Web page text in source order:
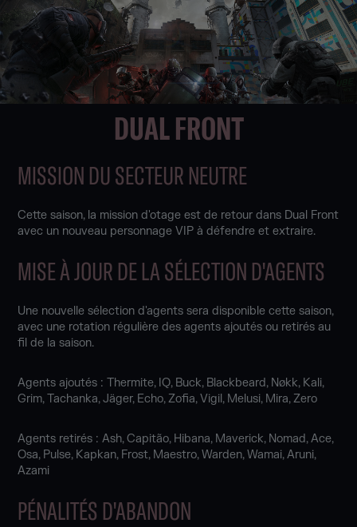
DUAL FRONT
MISSION DU SECTEUR NEUTRE
Cette saison, la mission d'otage est de retour dans Dual Front
avec un nouveau personnage VIP à défendre et extraire.
MISE À JOUR DE LA SÉLECTION D'AGENTS
Une nouvelle sélection d'agents sera disponible cette saison,
avec une rotation régulière des agents ajoutés ou retirés au
fil de la saison.
Agents ajoutés : Thermite, IQ, Buck, Blackbeard, Nøkk, Kali,
Grim, Tachanka, Jäger, Echo, Zofia, Vigil, Melusi, Mira, Zero
Agents retirés : Ash, Capitão, Hibana, Maverick, Nomad, Ace,
Osa, Pulse, Kapkan, Frost, Maestro, Warden, Wamai, Aruni,
Azami
PÉNALITÉS D'ABANDON